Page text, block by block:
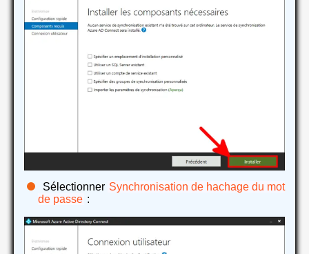
Sélectionner Synchronisation de hachage du mot
de passe :